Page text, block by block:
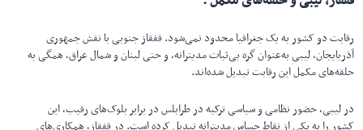
رقابت دو کشور به یک جغرافیا محدود نمی‌شود. قفقاز جنوبی با نقش جمهوری
آذربایجان، لیبی به‌عنوان گره بی‌ثبات مدیترانه، و حتی لبنان و شمال عراق، همگی به
حلقه‌های مکمل این رقابت تبدیل شده‌اند.
در لیبی، حضور نظامی و سیاسی ترکیه در طرابلس در برابر بلوک‌های رقیب، این